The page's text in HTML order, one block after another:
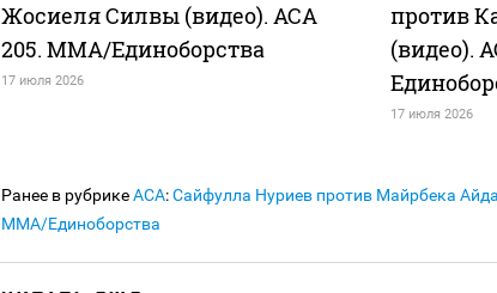
Жосиеля Силвы (видео). АСА
205. MMA/Единоборства
17 июля 2026
против
(видео).
17 июля 2026
Ранее в рубрикеАСА:Сайфулла Нуриев против Майрбека
MMA/Единоборства